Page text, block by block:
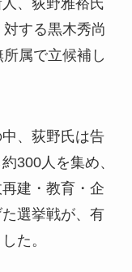
、荻野雅裕氏
対する黒木秀尚
属で立候補し
、荻野氏は告
300人を集め、
建・教育・企
選挙戦が、有
た。